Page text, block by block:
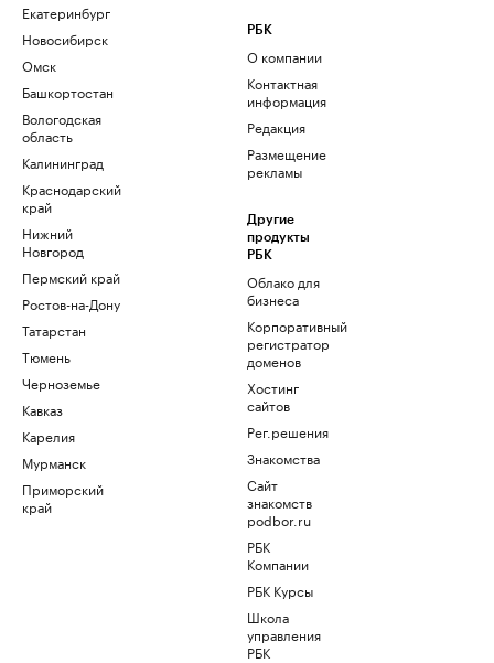
Екатеринбург
Новосибирск
Омск
Башкортостан
Вологодская
область
Калининград
Краснодарский
край
Нижний
Новгород
Пермский край
Ростов-на-Дону
Татарстан
Тюмень
Черноземье
Кавказ
Карелия
Мурманск
Приморский
край
РБК
О компании
Контактная
информация
Редакция
Размещение
рекламы
Другие
продукты
РБК
Облако для
бизнеса
Корпоративный
регистратор
доменов
Хостинг
сайтов
Рег.решения
Знакомства
Сайт
знакомств
podbor.ru
РБК
Компании
РБК Курсы
Школа
управления
РБК